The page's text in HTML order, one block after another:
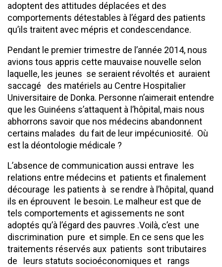
adoptent des attitudes déplacées et des
comportements détestables à l’égard des patients
qu’ils traitent avec mépris et condescendance.
Pendant le premier trimestre de l’année 2014, nous
avions tous appris cette mauvaise nouvelle selon
laquelle, les jeunes se seraient révoltés et auraient
saccagé des matériels au Centre Hospitalier
Universitaire de Donka. Personne n’aimerait entendre
que les Guinéens s’attaquent à l’hôpital, mais nous
abhorrons savoir que nos médecins abandonnent
certains malades du fait de leur impécuniosité. Où
est la déontologie médicale ?
L’absence de communication aussi entrave les
relations entre médecins et patients et finalement
décourage les patients à se rendre à l’hôpital, quand
ils en éprouvent le besoin. Le malheur est que de
tels comportements et agissements ne sont
adoptés qu’à l’égard des pauvres .Voilà, c’est une
discrimination pure et simple. En ce sens que les
traitements réservés aux patients sont tributaires
de leurs statuts socioéconomiques et rangs